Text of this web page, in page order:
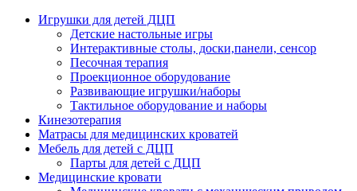
Игрушки для детей ДЦП
Детские настольные игры
Интерактивные столы, доски,панели, сенсор
Песочная терапия
Проекционное оборудование
Развивающие игрушки/наборы
Тактильное оборудование и наборы
Кинезотерапия
Матрасы для медицинских кроватей
Мебель для детей с ДЦП
Парты для детей с ДЦП
Медицинские кровати